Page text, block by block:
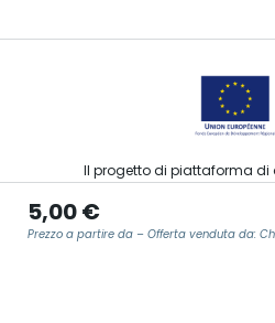
5,00 €
Prezzo a partire da – Offerta venduta da:
Il progetto di piattaforma di
commercializzazione delle offerte
ed enoturistiche del Grand Est è
nell’ambito della risposta
da